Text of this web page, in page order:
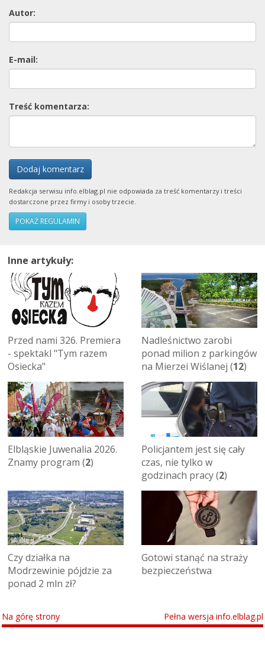
Autor:
E-mail:
Treść komentarza:
Dodaj komentarz
Redakcja serwisu info.elblag.pl nie odpowiada za treść komentarzy i treści
dostarczone przez firmy i osoby trzecie.
POKAŻ REGULAMIN
Inne artykuły:
Przed nami 326. Premiera
- spektakl "Tym razem
Osiecka"
Nadleśnictwo zarobi
ponad milion z parkingów
na Mierzei Wiślanej (12)
Elbląskie Juwenalia 2026.
Znamy program (2)
Policjantem jest się cały
czas, nie tylko w
godzinach pracy (2)
Czy działka na
Modrzewinie pójdzie za
ponad 2 mln zł?
Gotowi stanąć na straży
bezpieczeństwa
Na górę strony Pełna wersja info.elblag.pl